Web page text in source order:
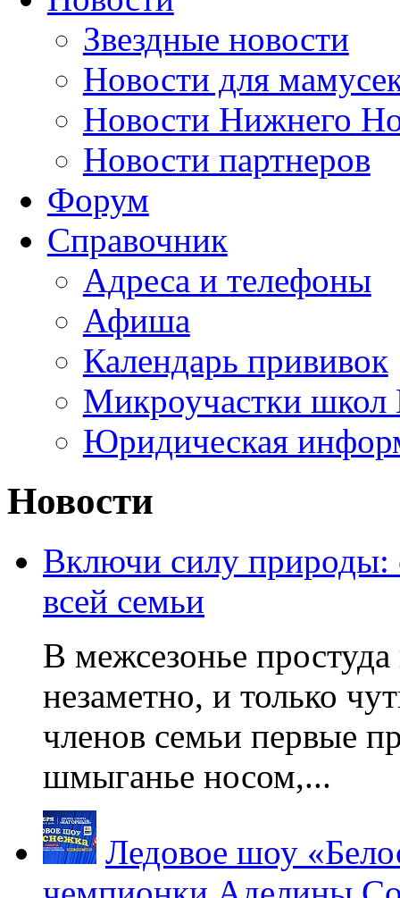
Звездные новости
Новости для
Новости Нижнего
Новости партнеров
Форум
Справочник
Адреса и телефоны
Афиша
Календарь прививок
Микроучастки школ
Юридическая
Новости
Включи силу
всей семьи
В межсезонье
незаметно, и только
членов семьи первые
шмыганье носом,...
Ледовое шоу